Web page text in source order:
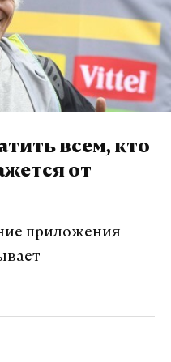
всем, кто
от
приложения